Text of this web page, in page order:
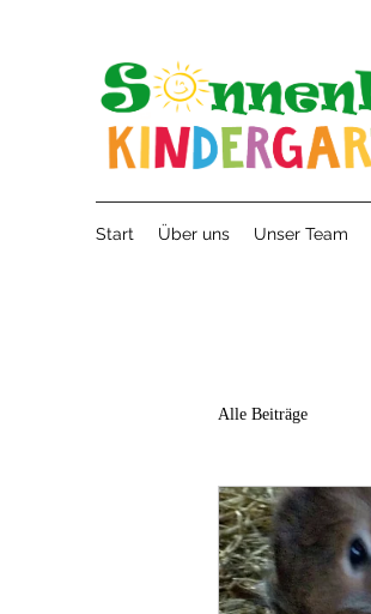
Start Über uns Unser Team
Alle Beiträge